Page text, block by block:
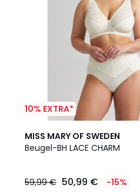
10% EXTRA*
MISS MARY OF SWEDEN
Beugel-BH LACE CHARM
59,99 € 50,99 € -15%
4
/